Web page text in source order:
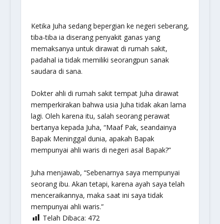
Ketika Juha sedang bepergian ke negeri seberang,
tiba-tiba ia diserang penyakit ganas yang
memaksanya untuk dirawat di rumah sakit,
padahal ia tidak memiliki seorangpun sanak
saudara di sana.
Dokter ahli di rumah sakit tempat Juha dirawat
memperkirakan bahwa usia Juha tidak akan lama
lagi. Oleh karena itu, salah seorang perawat
bertanya kepada Juha, “Maaf Pak, seandainya
Bapak Meninggal dunia, apakah Bapak
mempunyai ahli waris di negeri asal Bapak?”
Juha menjawab, “Sebenarnya saya mempunyai
seorang ibu. Akan tetapi, karena ayah saya telah
menceraikannya, maka saat ini saya tidak
mempunyai ahli waris.”
Telah Dibaca: 472